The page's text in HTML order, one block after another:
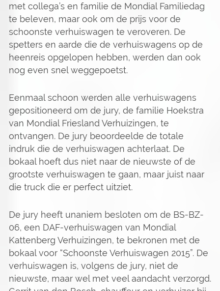
met collega’s en familie de Mondial Familiedag
te beleven, maar ook om de prijs voor de
schoonste verhuiswagen te veroveren. De
spetters en aarde die de verhuiswagens op de
heenreis opgelopen hebben, werden dan ook
nog even snel weggepoetst.
Eenmaal schoon werden alle verhuiswagens
gepositioneerd om de jury, de familie Hoekstra
van Mondial Friesland Verhuizingen, te
ontvangen. De jury beoordeelde de totale
indruk die de verhuiswagen achterlaat. De
bokaal hoeft dus niet naar de nieuwste of de
grootste verhuiswagen te gaan, maar juist naar
die truck die er perfect uitziet.
De jury heeft unaniem besloten om de BS-BZ-
06, een DAF-verhuiswagen van Mondial
Kattenberg Verhuizingen, te bekronen met de
bokaal voor “Schoonste Verhuiswagen 2015”. De
verhuiswagen is, volgens de jury, niet de
nieuwste, maar wel met veel aandacht verzorgd.